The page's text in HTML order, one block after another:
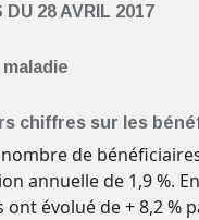
DU 28 AVRIL 2017
chiffres sur les
nombre de
annuelle de 1,9 %.
ont évolué de + 8,2 %